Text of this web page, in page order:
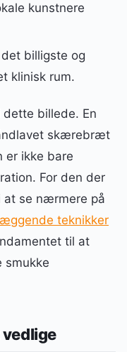
kunstnere
billigste og
klinisk rum.
billede. En
skærebræt
er ikke bare
For den der
at se nærmere på
teknikker
til at
smukke